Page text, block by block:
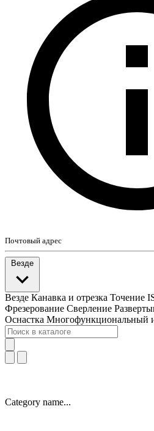
Почтовый адрес
Везде
Везде Канавка и отрезка Точение
Фрезерование Сверление
Оснастка Многофункциональный
Category name...